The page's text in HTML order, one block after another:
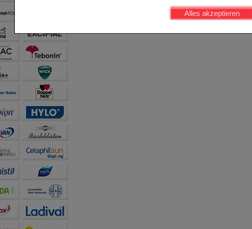
Diese Cookies werden genutzt um das Einkaufserlebnis
beispielsweise für die Wiedererkennung des Besuchers oder unsere
Inhalte anzuzeigen und unser Partnerprogramm zu betreiben.
Statistik & Tracking:
sammeln, mit deren Hilfe wir unsere Website weiter für Sie
auch die Werbung auf Drittseiten möglichst relevant für Sie zu
teilweise an Dritte wie z.B. Google oder soziale Medien übertragen
Alles akzeptieren